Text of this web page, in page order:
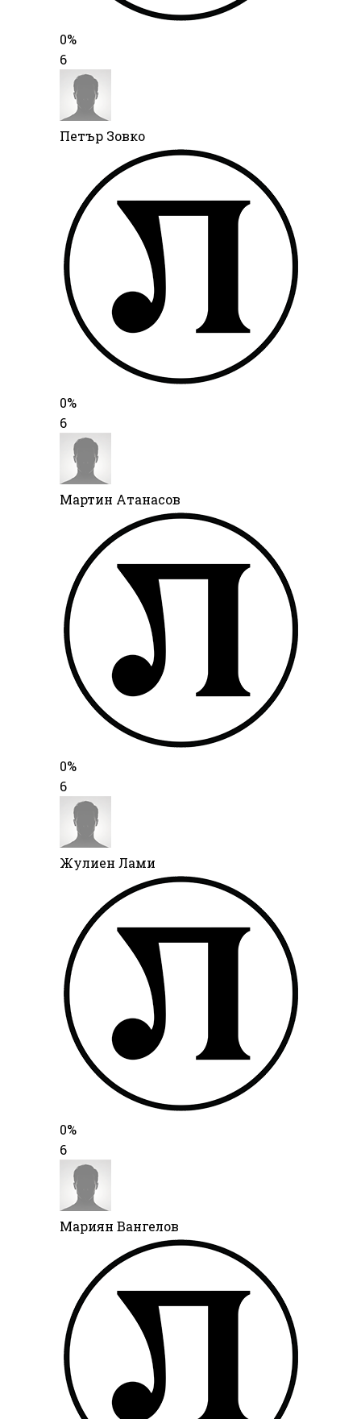
0%
6
Петър Зовко
0%
6
Мартин Атанасов
0%
6
Жулиен Лами
0%
6
Мариян Вангелов